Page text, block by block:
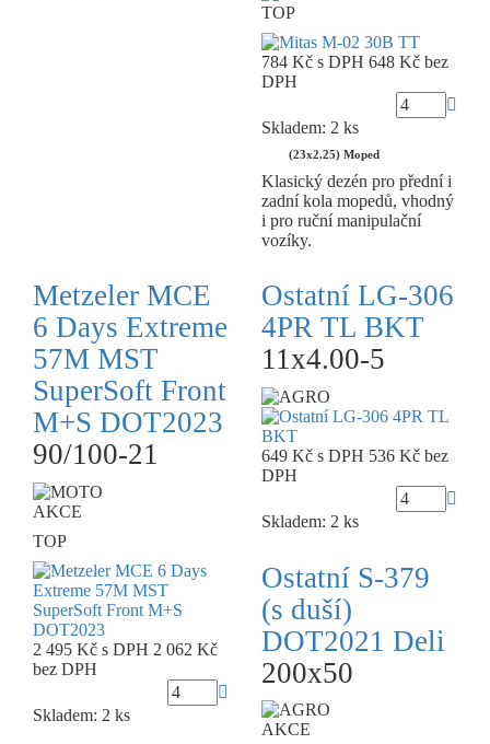
TOP
784 Kč s DPH 648 Kč bez
DPH
Skladem: 2 ks
(23x2.25) Moped
Klasický dezén pro přední i
zadní kola mopedů, vhodný
i pro ruční manipulační
vozíky.
Metzeler MCE
6 Days Extreme
57M MST
SuperSoft Front
M+S DOT2023
90/100-21
AKCE
TOP
2 495 Kč s DPH 2 062 Kč
bez DPH
Skladem: 2 ks
Ostatní LG-306
4PR TL BKT
11x4.00-5
649 Kč s DPH 536 Kč bez
DPH
Skladem: 2 ks
Ostatní S-379
(s duší)
DOT2021 Deli
200x50
AKCE